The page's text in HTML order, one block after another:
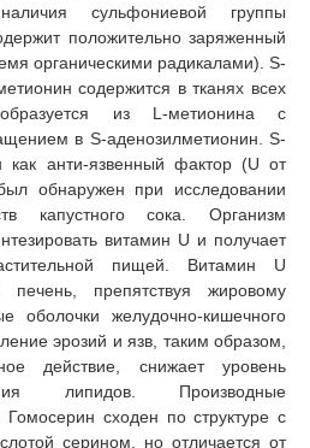
сульфониевой группы
положительно заряженный
органическими радикалами). S-
содержится в тканях всех
из L-метионина с
в S-аденозилметионин. S-
как анти-язвенный фактор (U от
обнаружен при исследовании
капустного сока. Организм
витамин U и получает
пищей. Витамин U
печень, препятствуя жировому
оболочки желудочно-кишечного
эрозий и язв, таким образом,
действие, снижает уровень
липидов. Производные
сходен по структуре с
серином, но отличается от